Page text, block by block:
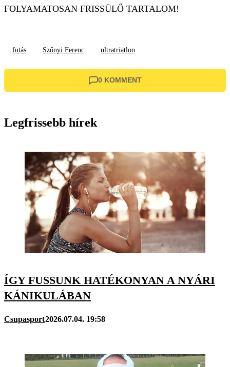
FOLYAMATOSAN FRISSÜLŐ TARTALOM!
futás Szőnyi Ferenc ultratriatlon
0 KOMMENT
Legfrissebb hírek
ÍGY FUSSUNK HATÉKONYAN A NYÁRI
KÁNIKULÁBAN
Csupasport2026.07.04. 19:58